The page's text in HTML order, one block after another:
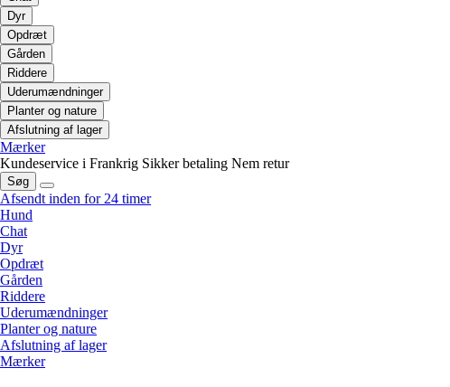
Dyr
Opdræt
Gården
Riddere
Uderumændninger
Planter og nature
Afslutning af lager
Mærker
Kundeservice i Frankrig Sikker betaling Nem retur
Søg
Afsendt inden for 24 timer
Hund
Chat
Dyr
Opdræt
Gården
Riddere
Uderumændninger
Planter og nature
Afslutning af lager
Mærker